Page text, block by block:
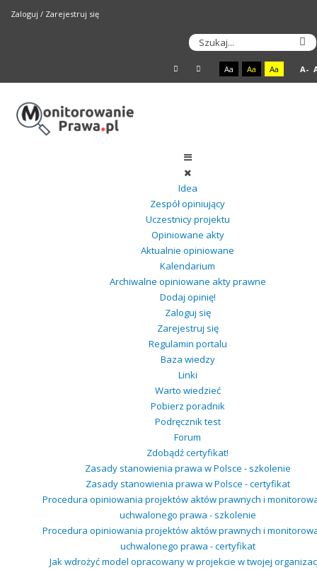
Zaloguj / Zarejestruj się
Aa Aa Aa A-
Idea
Zespół opiniujący
Uczestnicy projektu
Opiniowane akty
Aktualnie opiniowane
Kalendarium
Archiwalne opiniowane akty prawne
Dodaj opinię!
Zaloguj się
Zarejestruj się
Regulamin portalu
Baza wiedzy
Linki
Warto wiedzieć
Pobierz poradnik
Podręcznik test
Forum
Zdobądź certyfikat!
Zasady stanowienia prawa w Polsce - szkolenie
Zasady stanowienia prawa w Polsce - certyfikat
Procedura opiniowania projektów aktów prawnych i
uchwalonego prawa - szkolenie
Procedura opiniowania projektów aktów prawnych i
uchwalonego prawa - certyfikat
Jak wdrożyć model opracowany w projekcie w twojej